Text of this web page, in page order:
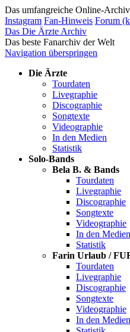
Das umfangreiche Online-
Instagram Fan-Hinweis Forum
Das Die Ärzte Archiv
Das beste Fanarchiv der Welt
Navigation überspringen
Die Ärzte
Tourdaten
Livegraphie
Discographie
Songtexte
Videographie
In den Medien
Statistik
Solo-Bands
Bela B. & Bands
Tourdaten
Livegraphie
Discographie
Songtexte
Videographie
In den Medien
Statistik
Farin Urlaub /
Tourdaten
Livegraphie
Discographie
Songtexte
Videographie
In den Medien